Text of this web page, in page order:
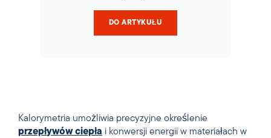
DO ARTYKUŁU
Kalorymetria umożliwia precyzyjne określenie
przepływów ciepła i konwersji energii w materiałach w